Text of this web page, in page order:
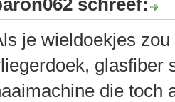
schreef:
je wieldoekjes
glasfiber
die toch